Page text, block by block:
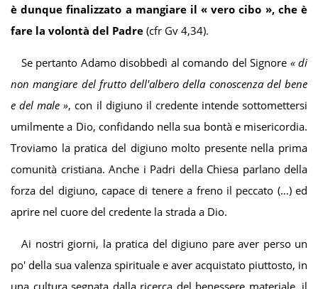
è dunque finalizzato a mangiare il«vero cibo », che è
fare la volontà del Padre (cfr Gv 4,34).
Se pertanto Adamo disobbedì al comando del Signore «di
non mangiare del frutto dell'albero della conoscenza del bene
e del male », con il digiuno il credente intende sottomettersi
umilmente a Dio, confidando nella sua bontà e misericordia.
Troviamo la pratica del digiuno molto presente nella prima
comunità cristiana. Anche i Padri della Chiesa parlano della
forza del digiuno, capace di tenere a freno il peccato (…) ed
aprire nel cuore del credente la strada a Dio.
Ai nostri giorni, la pratica del digiuno pare aver perso un
po' della sua valenza spirituale e aver acquistato piuttosto, in
una cultura segnata dalla ricerca del benessere materiale, il